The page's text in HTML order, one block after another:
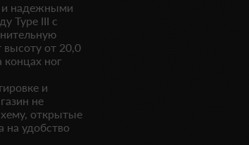
и надежными
Type III с
от 20,0
ног
и
не
открытые
на удобство